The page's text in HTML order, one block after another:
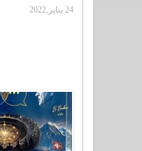
24 يناير,2022